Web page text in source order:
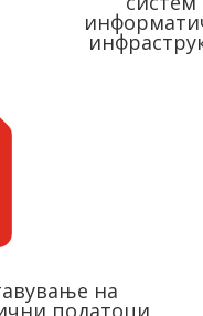
на
податоци